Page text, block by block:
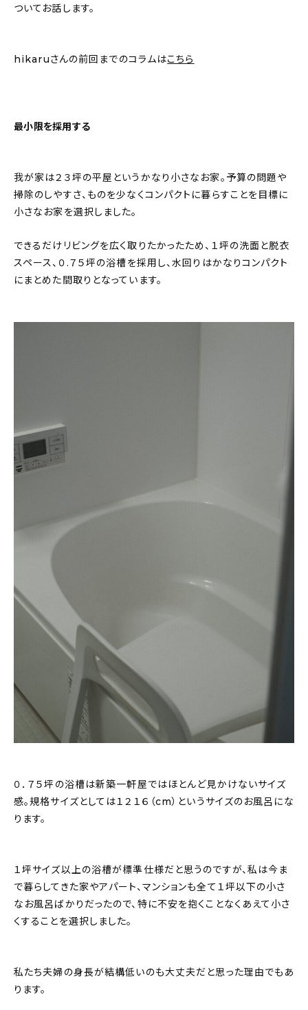
ついてお話します。
hikaruさんの前回までのコラムはこちら
最小限を採用する
我が家は２３坪の平屋というかなり小さなお家。予算の問題や
掃除のしやすさ、ものを少なくコンパクトに暮らすことを目標に
小さなお家を選択しました。
できるだけリビングを広く取りたかったため、１坪の洗面と脱衣
スペース、０.７５坪の浴槽を採用し、水回りはかなりコンパクト
にまとめた間取りとなっています。
０．７５坪の浴槽は新築一軒屋ではほとんど見かけないサイズ
感。規格サイズとしては１２１６（cm）というサイズのお風呂にな
ります。
１坪サイズ以上の浴槽が標準仕様だと思うのですが、私は今ま
で暮らしてきた家やアパート、マンションも全て１坪以下の小さ
なお風呂ばかりだったので、特に不安を抱くことなくあえて小さ
くすることを選択しました。
私たち夫婦の身長が結構低いのも大丈夫だと思った理由でもあ
ります。